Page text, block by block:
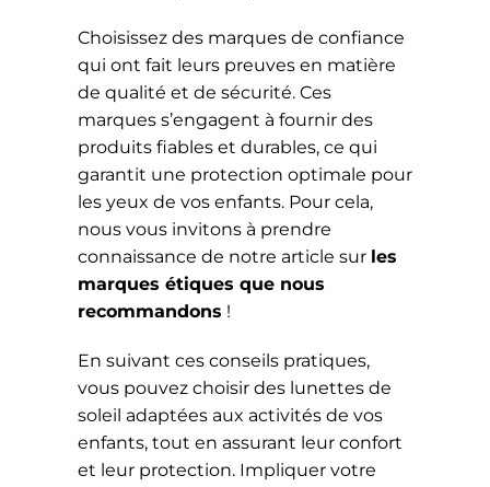
Choisissez des marques de confiance
qui ont fait leurs preuves en matière
de qualité et de sécurité. Ces
marques s’engagent à fournir des
produits fiables et durables, ce qui
garantit une protection optimale pour
les yeux de vos enfants. Pour cela,
nous vous invitons à prendre
connaissance de notre article sur les
marques étiques que nous
recommandons !
En suivant ces conseils pratiques,
vous pouvez choisir des lunettes de
soleil adaptées aux activités de vos
enfants, tout en assurant leur confort
et leur protection. Impliquer votre